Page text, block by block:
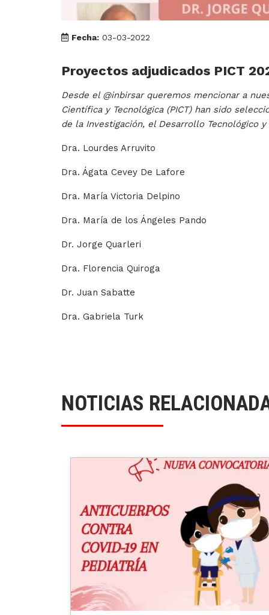
Fecha: 03-03-2022
Proyectos adjudicados PICT
Desde el @inbirsar queremos mencionar a
Científica y Tecnológica (PICT) han sido
de la Investigación, el Desarrollo Tecnológico
Dra. Lourdes Arruvito
Dra. Ágata Cevey De Lafore
Dra. María Victoria Delpino
Dra. María de los Ángeles Pando
Dr. Jorge Quarleri
Dra. Florencia Quiroga
Dr. Juan Sabatte
Dra. Gabriela Turk
NOTICIAS